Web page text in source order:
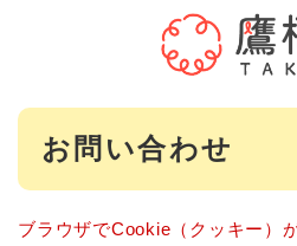
メニューを飛ば
本
お問い合わせ
ブラウザでCookie（クッキー）